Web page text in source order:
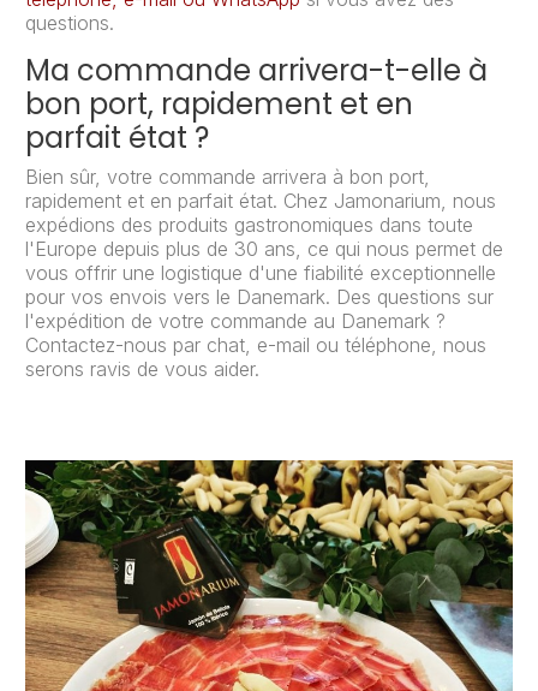
questions.
Ma commande arrivera-t-elle à
bon port, rapidement et en
parfait état ?
Bien sûr, votre commande arrivera à bon port,
rapidement et en parfait état. Chez Jamonarium, nous
expédions des produits gastronomiques dans toute
l'Europe depuis plus de 30 ans, ce qui nous permet de
vous offrir une logistique d'une fiabilité exceptionnelle
pour vos envois vers le Danemark. Des questions sur
l'expédition de votre commande au Danemark ?
Contactez-nous par chat, e-mail ou téléphone, nous
serons ravis de vous aider.